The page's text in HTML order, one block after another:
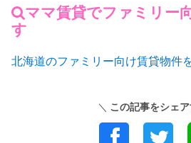
ママ賃貸でファミリー
す
北海道のファミリー向け賃貸物件
＼ この記事をシェ